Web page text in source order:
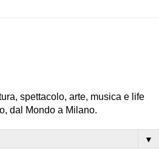
spettacolo, arte, musica e life
dal Mondo a Milano.
▼